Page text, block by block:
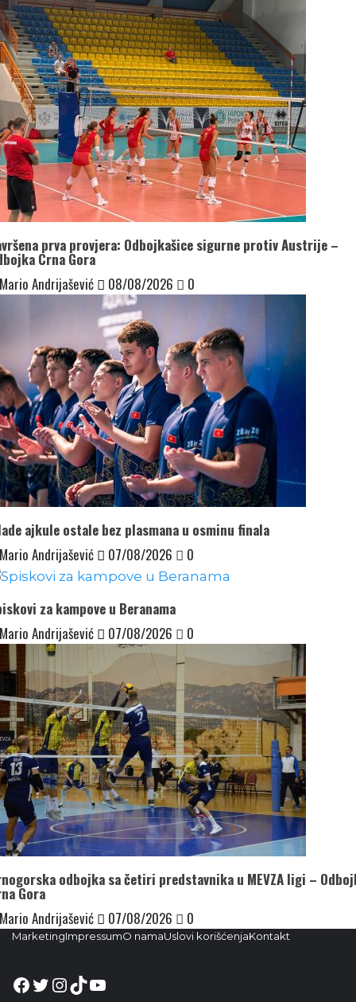
prva provjera: Odbojkašice sigurne protiv Austrije –
Crna Gora
Mario Andrijašević
08/08/2026 0
ajkule ostale bez plasmana u osminu finala
Mario Andrijašević
07/08/2026 0
za kampove u Beranama
Mario Andrijašević
07/08/2026 0
odbojka sa četiri predstavnika u MEVZA ligi –
Gora
Mario Andrijašević
07/08/2026 0
MarketingImpressumO namaUslovi korišćenjaKontakt
Facebook
Twitter
Instagram
TikTok
YouTube